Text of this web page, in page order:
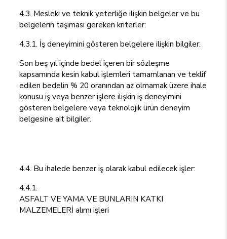
4.3. Mesleki ve teknik yeterliğe ilişkin belgeler ve bu
belgelerin taşıması gereken kriterler:
4.3.1. İş deneyimini gösteren belgelere ilişkin bilgiler:
Son beş yıl içinde bedel içeren bir sözleşme
kapsamında kesin kabul işlemleri tamamlanan ve teklif
edilen bedelin % 20 oranından az olmamak üzere ihale
konusu iş veya benzer işlere ilişkin iş deneyimini
gösteren belgelere veya teknolojik ürün deneyim
belgesine ait bilgiler.
4.4. Bu ihalede benzer iş olarak kabul edilecek işler:
4.4.1.
ASFALT VE YAMA VE BUNLARIN KATKI
MALZEMELERİ alımı işleri